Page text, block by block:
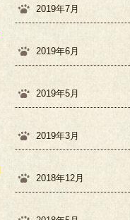
2019年7月
2019年6月
2019年5月
2019年3月
2018年12月